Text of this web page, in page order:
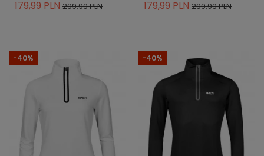
179,99 PLN 299,99 PLN
179,99 PLN 299,99 PLN
-40% -40%